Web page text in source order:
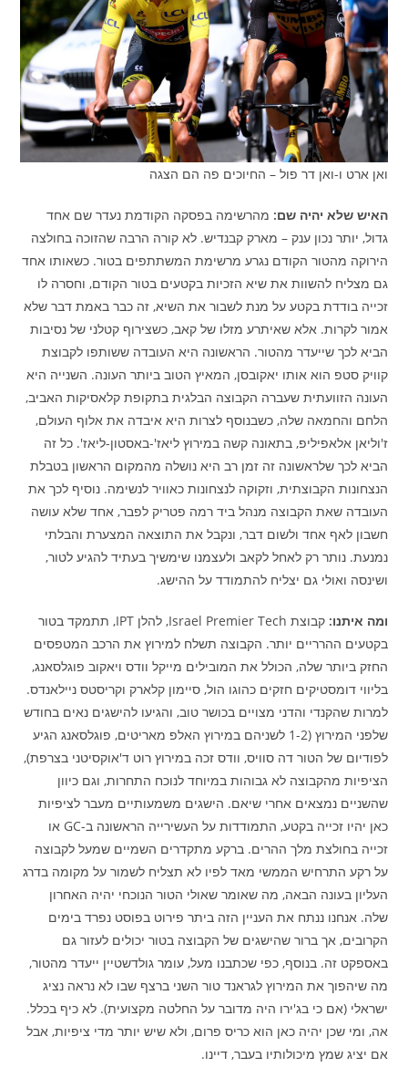
ואן ארט ו-ואן דר פול – החיוכים פה הם הצגה
האיש שלא יהיה שם: מהרשימה בפסקה הקודמת נעדר שם אחד
גדול, יותר נכון ענק – מארק קבנדיש. לא קורה הרבה שהזוכה בחולצה
הירוקה מהטור הקודם נגרע מרשימת המשתתפים בטור. כשאותו אחד
גם מצליח להשוות את שיא הזכיות בקטעים בטור הקודם, וחסרה לו
זכייה בודדת בקטע על מנת לשבור את השיא, זה כבר באמת דבר שלא
אמור לקרות. אלא שאיתרע מזלו של קאב, כשצירוף קטלני של נסיבות
הביא לכך שייעדר מהטור. הראשונה היא העובדה ששותפו לקבוצת
קוויק סטפ הוא אותו יאקובסן, המאיץ הטוב ביותר העונה. השנייה היא
העונה הזוועתית שעברה הקבוצה הבלגית בתקופת קלאסיקות האביב,
הלחם והחמאה שלה, כשבנוסף לצרות היא איבדה את אלוף העולם,
ז'וליאן אלאפיליפ, בתאונה קשה במירוץ ליאז'-באסטון-ליאז'. כל זה
הביא לכך שלראשונה זה זמן רב היא נושלה מהמקום הראשון בטבלת
הנצחונות הקבוצתית, וזקוקה לנצחונות כאוויר לנשימה. נוסיף לכך את
העובדה שאת הקבוצה מנהל ביד רמה פטריק לפבר, אחד שלא עושה
חשבון לאף אחד ולשום דבר, ונקבל את התוצאה המצערת והבלתי
נמנעת. נותר רק לאחל לקאב ולעצמנו שימשיך בעתיד להגיע לטור,
ושינסה ואולי גם יצליח להתמודד על ההישג.
ומה איתנו:
קבוצת Israel Premier Tech, להלן IPT, תתמקד בטור
בקטעים ההרריים יותר. הקבוצה תשלח למירוץ את הרכב המטפסים
החזק ביותר שלה, הכולל את המובילים מייקל וודס ויאקוב פוגלסאנג,
בליווי דומסטיקים חזקים כהוגו הול, סיימון קלארק וקריסטס ניילאנדס.
למרות שהקנדי והדני מצויים בכושר טוב, והגיעו להישגים נאים בחודש
שלפני המירוץ (1-2 לשניהם במירוץ האלפ מאריטים, פוגלסאנג הגיע
לפודיום של הטור דה סוויס, וודס זכה במירוץ רוט ד'אוקסיטני בצרפת),
הציפיות מהקבוצה לא גבוהות במיוחד לנוכח התחרות, וגם כיוון
שהשניים נמצאים אחרי שיאם. הישגים משמעותיים מעבר לציפיות
כאן יהיו זכייה בקטע, התמודדות על העשירייה הראשונה ב-GC או
זכייה בחולצת מלך ההרים. ברקע מתקדרים השמיים שמעל לקבוצה
על רקע התרחיש הממשי מאד לפיו לא תצליח לשמור על מקומה בדרג
העליון בעונה הבאה, מה שאומר שאולי הטור הנוכחי יהיה האחרון
שלה. אנחנו ננתח את העניין הזה ביתר פירוט בפוסט נפרד בימים
הקרובים, אך ברור שהישגים של הקבוצה בטור יכולים לעזור גם
באספקט זה. בנוסף, כפי שכתבנו מעל, עומר גולדשטיין ייעדר מהטור,
מה שיהפוך את המירוץ לגראנד טור השני ברצף שבו לא נראה נציג
ישראלי (אם כי בג'ירו היה מדובר על החלטה מקצועית). לא כיף בכלל.
אה, ומי שכן יהיה כאן הוא כריס פרום, ולא שיש יותר מדי ציפיות, אבל
אם יציג שמץ מיכולותיו בעבר, דיינו.